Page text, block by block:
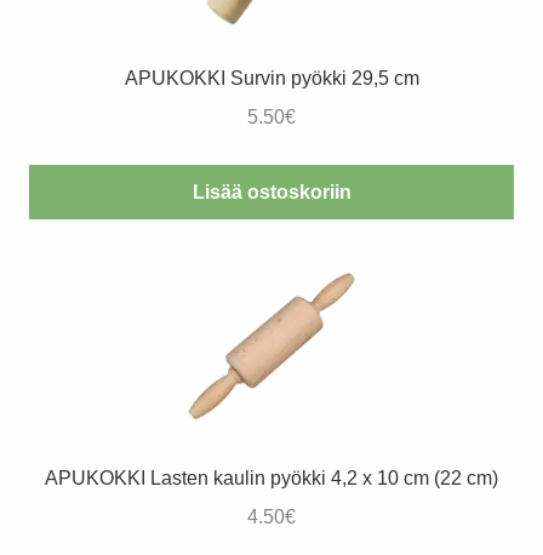
APUKOKKI Survin pyökki 29,5 cm
5.50€
Lisää ostoskoriin
APUKOKKI Lasten kaulin pyökki 4,2 x 10 cm (22 cm)
4.50€